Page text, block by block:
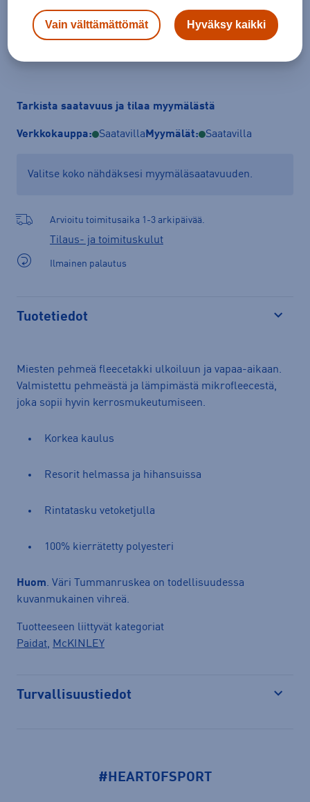
Lisää ostoskoriin
Tarkista saatavuus ja tilaa myymälästä
Verkkokauppa: Saatavilla Myymälät: Saatavilla
Valitse koko nähdäksesi myymäläsaatavuuden.
Arvioitu toimitusaika 1-3 arkipäivää.
Tilaus- ja toimituskulut
Ilmainen palautus
Tuotetiedot
Miesten pehmeä fleecetakki ulkoiluun ja vapaa-aikaan.
Valmistettu pehmeästä ja lämpimästä mikrofleecestä,
joka sopii hyvin kerrosmukeutumiseen.
Korkea kaulus
Resorit helmassa ja hihansuissa
Rintatasku vetoketjulla
100% kierrätetty polyesteri
Huom. Väri Tummanruskea on todellisuudessa
kuvanmukainen vihreä.
Tuotteeseen liittyvät kategoriat
Paidat, McKINLEY
Turvallisuustiedot
#HEARTOFSPORT
Vain välttämättömät Hyväksy kaikki